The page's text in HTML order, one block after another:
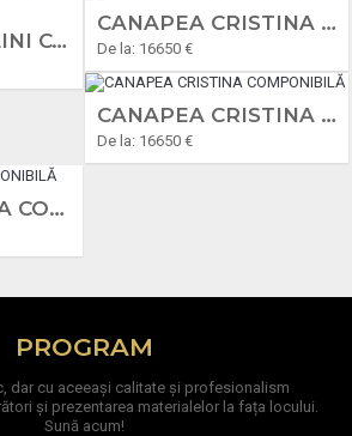
CANAPEA BELLINI COMPONIBILĂ EXTENSIBILĂ
CANAPEA CRISTINA COMPONIBILĂ
De la: 16650 €
CANAPEA CRISTINA COMPONIBILĂ
De la: 16650 €
CANAPEA SOFIA COMPONIBILĂ
PROGRAM
dar cu aceeași calitate și profesionalism
și prezentarea materialelor la fața locului.
Sună acum!